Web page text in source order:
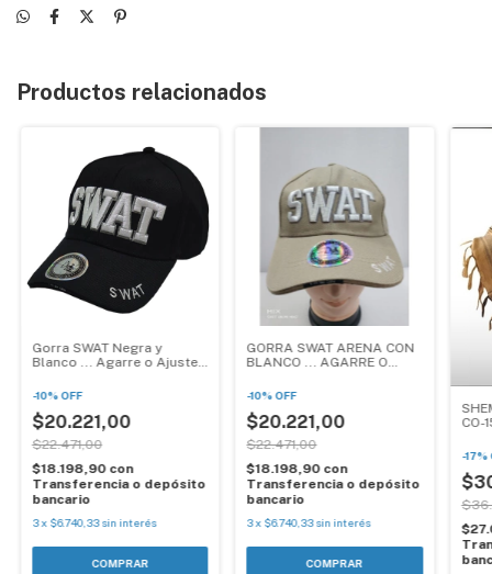
Productos relacionados
Gorra SWAT Negra y
Blanco ... Agarre o Ajuste
-10%OFF
$20.221,00
$22.471,00
$18.198,90 con
Transferencia o depósito
bancario
3x $6.740,33 sin interés
GORRA SWAT ARENA CON
BLANCO ... AGARRE O
-10%OFF
$20.221,00
$22.471,00
$18.198,90 con
Transferencia o depósito
bancario
3x $6.740,33 sin interés
CO-
-17%